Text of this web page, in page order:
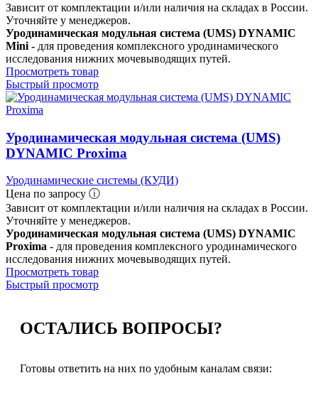
Зависит от комплектации и/или наличия на складах в России.
Уточняйте у менеджеров.
Уродинамическая модульная система (UMS) DYNAMIC
Mini - для проведения комплексного уродинамического
исследования нижних мочевыводящих путей.
Просмотреть товар
Быстрый просмотр
Уродинамическая модульная система (UMS)
DYNAMIC Proxima
Уродинамические системы (КУДИ)
Цена по запросу ⓘ
Зависит от комплектации и/или наличия на складах в России.
Уточняйте у менеджеров.
Уродинамическая модульная система (UMS) DYNAMIC
Proxima - для проведения комплексного уродинамического
исследования нижних мочевыводящих путей.
Просмотреть товар
Быстрый просмотр
ОСТАЛИСЬ ВОПРОСЫ?
Готовы ответить на них по удобным каналам связи: